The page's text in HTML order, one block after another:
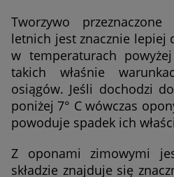
Tworzywo
letnich jest znacznie lepiej
w temperaturach
takich właśnie
osiągów. Jeśli dochodzi
poniżej 7° C wówczas
powoduje spadek ich
Z oponami zimowymi
składzie znajduje się